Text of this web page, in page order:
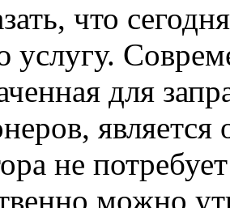
что
для
не
можно